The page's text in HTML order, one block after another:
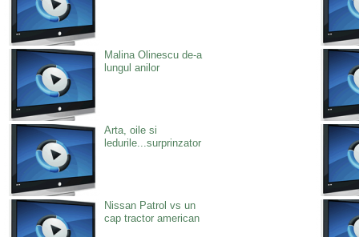
Malina Olinescu de-a
lungul anilor
Arta, oile si
ledurile...surprinzator
Nissan Patrol vs un
cap tractor american